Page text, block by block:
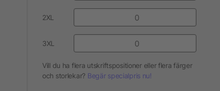
2XL
3XL
Vill du ha flera utskriftspositioner eller flera färger
och storlekar? Begär specialpris nu!